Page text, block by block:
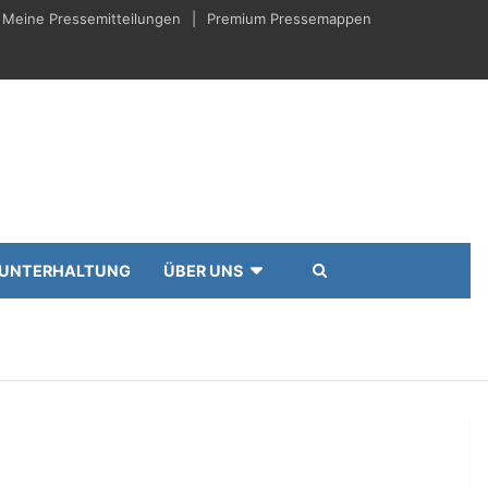
Meine Pressemitteilungen Premium Pressemappen
UNTERHALTUNG ÜBER UNS